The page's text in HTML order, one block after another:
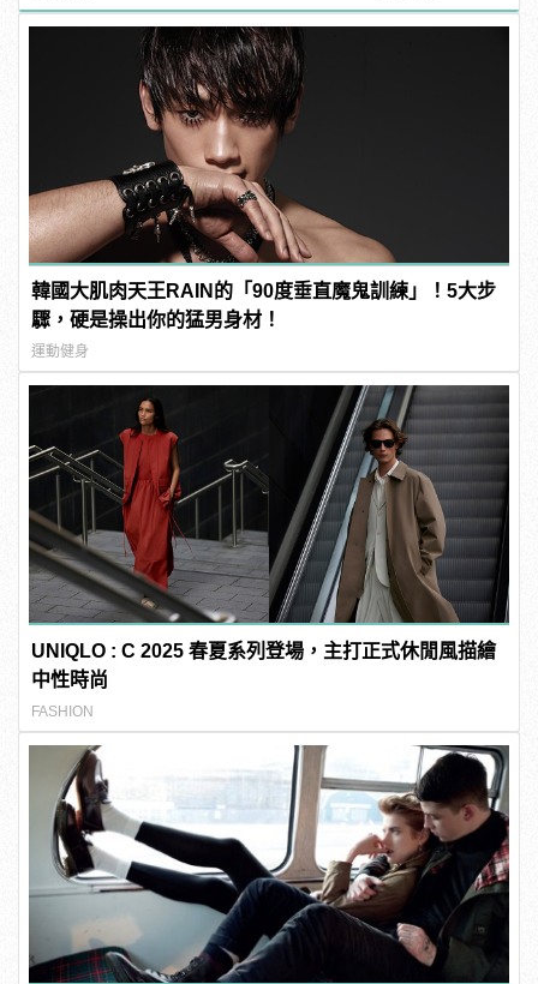
韓國大肌肉天王RAIN的「90度垂直魔鬼訓練」！5大步
驟，硬是操出你的猛男身材！
運動健身
UNIQLO : C 2025 春夏系列登場，主打正式休閒風描繪
中性時尚
FASHION